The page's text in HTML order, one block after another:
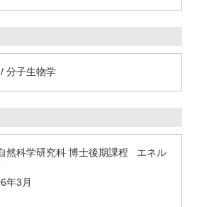
分子生物学
然科学研究科 博士後期課程 エネル
年3月